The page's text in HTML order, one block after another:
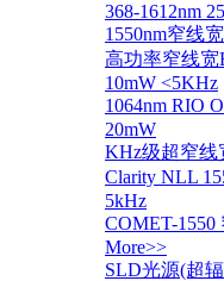
368-1612nm
1550nm窄线
高功率窄线宽
10mW <5KHz
1064nm RIO
20mW
KHz级超窄线
Clarity NLL
5kHz
COMET-
More>>
SLD光源(超